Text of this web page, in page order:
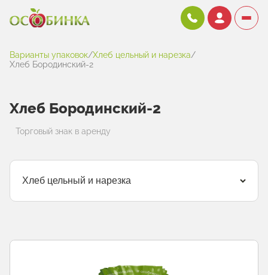
Варианты упаковок/Хлеб цельный и нарезка/
Хлеб Бородинский-2
Хлеб Бородинский-2
Торговый знак в аренду
Хлеб цельный и нарезка